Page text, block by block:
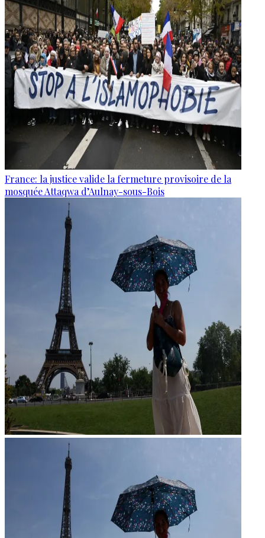
France: la justice valide la fermeture provisoire de la
mosquée Attaqwa d’Aulnay-sous-Bois